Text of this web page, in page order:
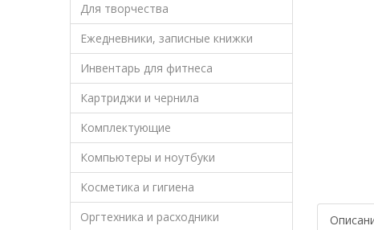
Для творчества
Ежедневники, записные книжки
Инвентарь для фитнеса
Картриджи и чернила
Комплектующие
Компьютеры и ноутбуки
Косметика и гигиена
Оргтехника и расходники